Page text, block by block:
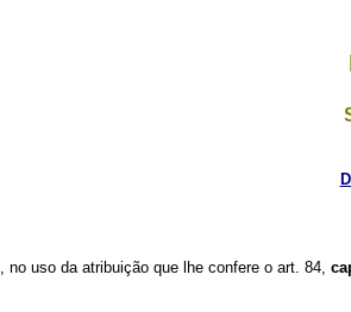
, no uso da atribuição que lhe confere o art. 84,